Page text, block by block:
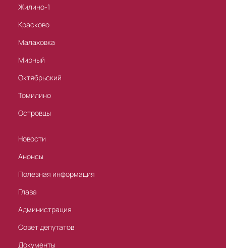
Жилино-1
Красково
Малаховка
Мирный
Октябрьский
Томилино
Островцы
Новости
Анонсы
Полезная информация
Глава
Администрация
Совет депутатов
Документы